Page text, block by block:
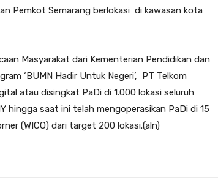
Pemkot Semarang berlokasi di kawasan kota
Masyarakat dari Kementerian Pendidikan dan
‘BUMN Hadir Untuk Negeri’, PT Telkom
atau disingkat PaDi di 1.000 lokasi seluruh
hingga saat ini telah mengoperasikan PaDi di 15
(WICO) dari target 200 lokasi.(aln)